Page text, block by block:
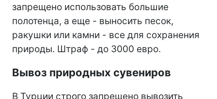
запрещено использовать большие
полотенца, а еще - выносить песок,
ракушки или камни - все для сохранения
природы. Штраф - до 3000 евро.
Вывоз природных сувениров
В Турции строго запрещено вывозить